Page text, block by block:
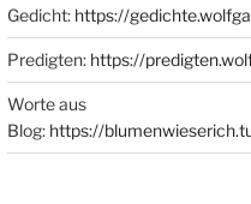
Gedicht: https://
Predigten: https://
Worte aus
Blog: https://